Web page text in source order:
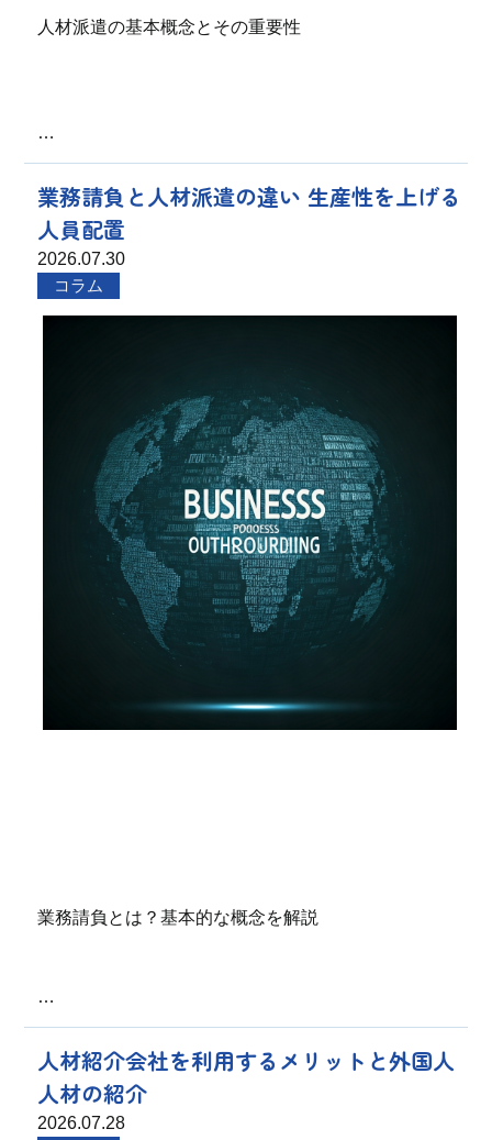
人材派遣の基本概念とその重要性
…
業務請負と人材派遣の違い 生産性を上げる
人員配置
2026.07.30
コラム
業務請負とは？基本的な概念を解説
…
人材紹介会社を利用するメリットと外国人
人材の紹介
2026.07.28